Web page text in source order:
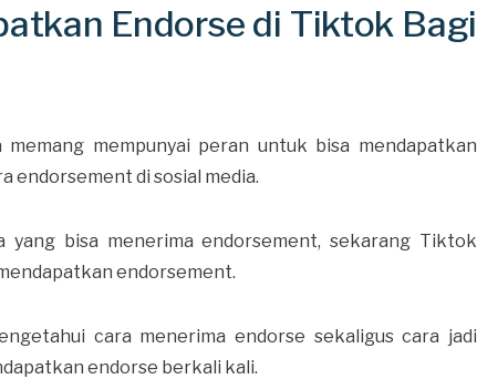
Endorse di Tiktok Bagi
mempunyai peran untuk bisa mendapatkan
endorsement di sosial media.
yang bisa menerima endorsement, sekarang Tiktok
endorsement.
cara menerima endorse sekaligus cara jadi
endorse berkali kali.